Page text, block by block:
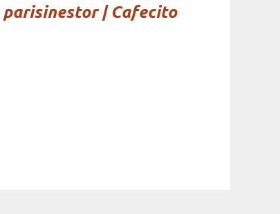
parisinestor | Cafecito